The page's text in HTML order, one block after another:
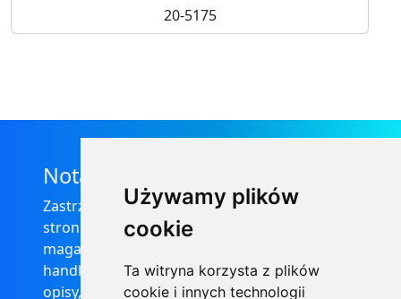
Używamy plików
cookie
Ta witryna korzysta z plików
cookie i innych technologii
20-5175
Nota prawna
Zastrzega się, że informacje zamieszczone na
stronie internetowej https://informator-
magazynowy.technical.pl/ nie stanowią oferty
handlowej w rozumieniu prawa, ponadto
opisy, dane techniczne i pozostałe informacje